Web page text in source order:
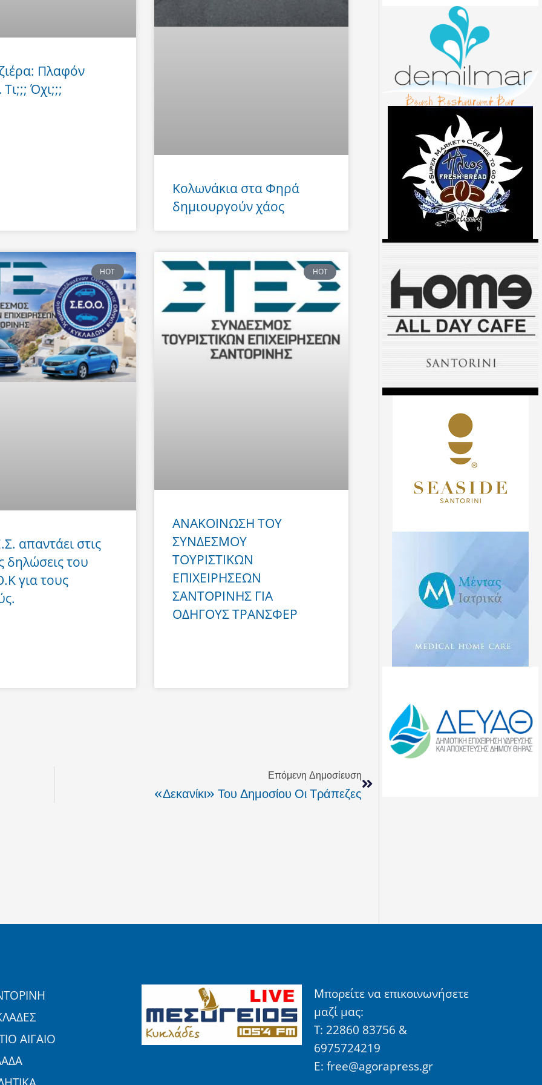
Πλαφόν
Όχι;;;
Κολωνάκια στα Φηρά
δημιουργούν χάος
HOT
απαντάει στις
δηλώσεις του
για τους
HOT
ΑΝΑΚΟΙΝΩΣΗ ΤΟΥ
ΣΥΝΔΕΣΜΟΥ
ΤΟΥΡΙΣΤΙΚΩΝ
ΕΠΙΧΕΙΡΗΣΕΩΝ
ΣΑΝΤΟΡΙΝΗΣ ΓΙΑ
ΟΔΗΓΟΥΣ ΤΡΑΝΣΦΕΡ
Επόμενη Δημοσίευση
«Δεκανίκι» Του Δημοσίου Οι Τράπεζες
ΑΙΓΑΙΟ
Μπορείτε να επικοινωνήσετε
μαζί μας:
Τ: 22860 83756 &
6975724219
E: free@agorapress.gr